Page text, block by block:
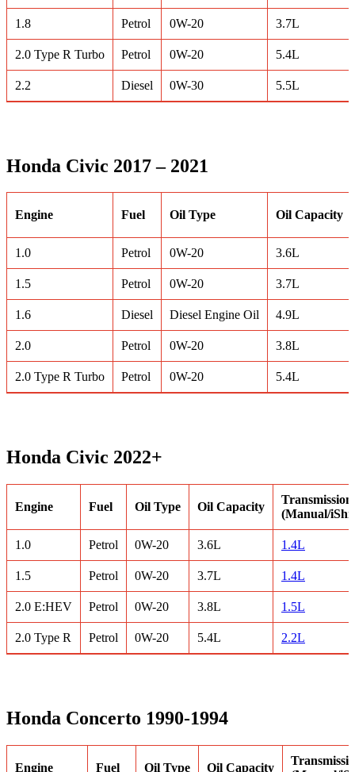
1.8 Petrol 0W-20 3.7L
2.0 Type R Turbo Petrol 0W-20 5.4L
2.2 Diesel 0W-30 5.5L
Honda Civic 2017 – 2021
Engine Fuel Oil Type Oil Capacity
1.0 Petrol 0W-20 3.6L
1.5 Petrol 0W-20 3.7L
1.6 Diesel Diesel Engine Oil 4.9L
2.0 Petrol 0W-20 3.8L
2.0 Type R Turbo Petrol 0W-20 5.4L
Honda Civic 2022+
Engine Fuel Oil Type Oil Capacity
(Manual/
1.0 Petrol 0W-20 3.6L 1.4L
1.5 Petrol 0W-20 3.7L 1.4L
2.0 E:HEV Petrol 0W-20 3.8L 1.5L
2.0 Type R Petrol 0W-20 5.4L 2.2L
Honda Concerto 1990-1994
Engine Fuel Oil Type Oil Capacity